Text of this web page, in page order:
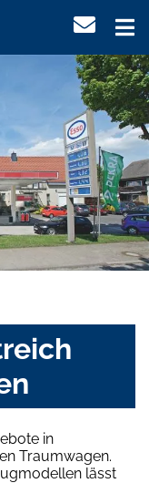
in
Traumwagen.
lässt